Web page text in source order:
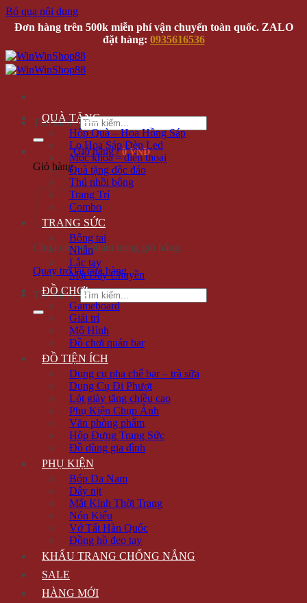
Bỏ qua nội dung
Đơn hàng trên 500k miễn phí vận chuyển toàn quốc. ZALO
đặt hàng: 0935616536
Tìm kiếm:
Giỏ hàng /0 VNĐ
Giỏ hàng
Chưa có sản phẩm trong giỏ hàng.
Quay trở lại cửa hàng
Tìm kiếm:
QUÀ TẶNG
Hộp Quà – Hoa Hồng Sáp
Lọ Hoa Sáp Đèn Led
Móc khóa – điện thoại
Quà tặng độc đáo
Thú nhồi bông
Trang Trí
Combo
TRANG SỨC
Bông tai
Nhẫn
Lắc tay
Mặt Dây Chuyền
ĐỒ CHƠI
Gameboard
Giải trí
Mô Hình
Đồ chơi quán bar
ĐỒ TIỆN ÍCH
Dụng cụ pha chế bar – trà sữa
Dụng Cụ Đi Phượt
Lót giày tăng chiều cao
Phụ Kiện Chụp Ảnh
Văn phòng phẩm
Hộp Đựng Trang Sức
Đồ dùng gia đình
PHỤ KIỆN
Bóp Da Nam
Dây nịt
Mắt Kính Thời Trang
Nón Kiểu
Vớ Tất Hàn Quốc
Đồng hồ đeo tay
KHẨU TRANG CHỐNG NẮNG
SALE
HÀNG MỚI